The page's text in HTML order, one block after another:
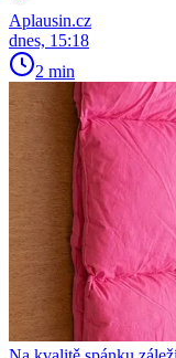
Aplausin.cz
dnes, 15:18
2 min